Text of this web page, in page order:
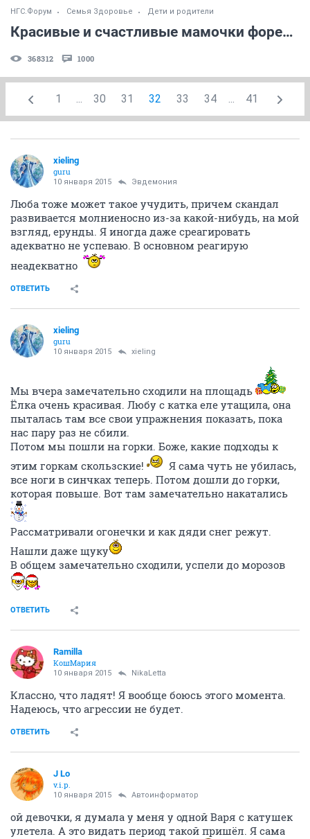
НГС.Форум Семья Здоровье Дети и родители
Красивые и счастливые мамочки форева! )) (часть 42)
368312 1000
1 ... 30 31 32 33 34 ... 41
xieling
guru
10 января 2015 Эвдемония
Люба тоже может такое учудить, причем скандал
развивается молниеносно из-за какой-нибудь, на мой
взгляд, ерунды. Я иногда даже среагировать
адекватно не успеваю. В основном реагирую
неадекватно
ОТВЕТИТЬ
xieling
guru
10 января 2015 xieling
Мы вчера замечательно сходили на площадь
Ёлка очень красивая. Любу с катка еле утащила, она
пыталась там все свои упражнения показать, пока
нас пару раз не сбили.
Потом мы пошли на горки. Боже, какие подходы к
этим горкам скользские!
Я сама чуть не убилась,
все ноги в синчках теперь. Потом дошли до горки,
которая повыше. Вот там замечательно накатались
Рассматривали огонечки и как дяди снег режут.
Нашли даже щуку
В общем замечательно сходили, успели до морозов
ОТВЕТИТЬ
Ramilla
КошМария
10 января 2015 NikaLetta
Классно, что ладят! Я вообще боюсь этого момента.
Надеюсь, что агрессии не будет.
ОТВЕТИТЬ
J Lo
v.i.p.
10 января 2015 Автоинформатор
ой девочки, я думала у меня у одной Варя с катушек
улетела. А это видать период такой пришёл. Я сама